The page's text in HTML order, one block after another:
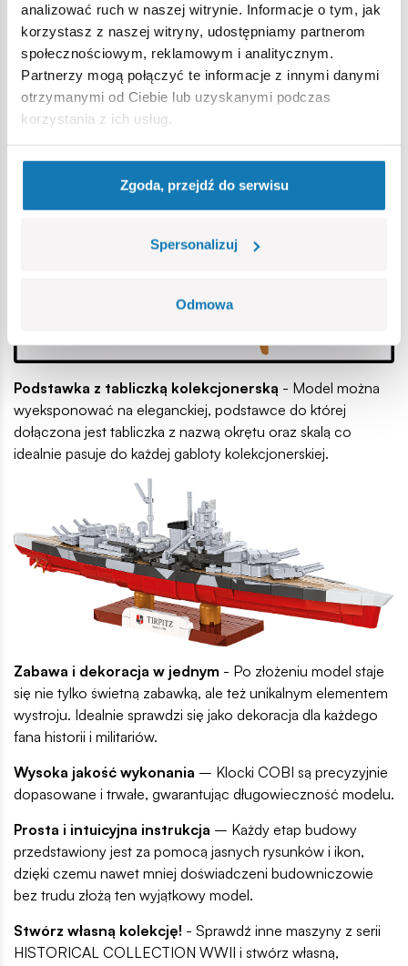
analizować ruch w naszej witrynie. Informacje o tym, jak
korzystasz z naszej witryny, udostępniamy partnerom
społecznościowym, reklamowym i analitycznym.
Partnerzy mogą połączyć te informacje z innymi danymi
otrzymanymi od Ciebie lub uzyskanymi podczas
korzystania z ich usług.
Zgoda, przejdź do serwisu
Spersonalizuj
Odmowa
Realistyczna funkcjonalność- Ruchome śruby i
uzbrojenie okrętu sprawiają, że model świetnie sprawdza się
nie tylko jako eksponat, ale i interaktywny zestaw do
zabawy.
Podstawka z tabliczką kolekcjonerską - Model można
wyeksponować na eleganckiej, podstawce do której
dołączona jest tabliczka z nazwą okrętu oraz skalą co
idealnie pasuje do każdej gabloty kolekcjonerskiej.
Zabawa i dekoracja w jednym - Po złożeniu model staje
się nie tylko świetną zabawką, ale też unikalnym elementem
wystroju. Idealnie sprawdzi się jako dekoracja dla każdego
fana historii i militariów.
Wysoka jakość wykonania – Klocki COBI są precyzyjnie
dopasowane i trwałe, gwarantując długowieczność modelu.
Prosta i intuicyjna instrukcja – Każdy etap budowy
przedstawiony jest za pomocą jasnych rysunków i ikon,
dzięki czemu nawet mniej doświadczeni budowniczowie
bez trudu złożą ten wyjątkowy model.
Stwórz własną kolekcję! - Sprawdź inne maszyny z serii
HISTORICAL COLLECTION WWII i stwórz własną,